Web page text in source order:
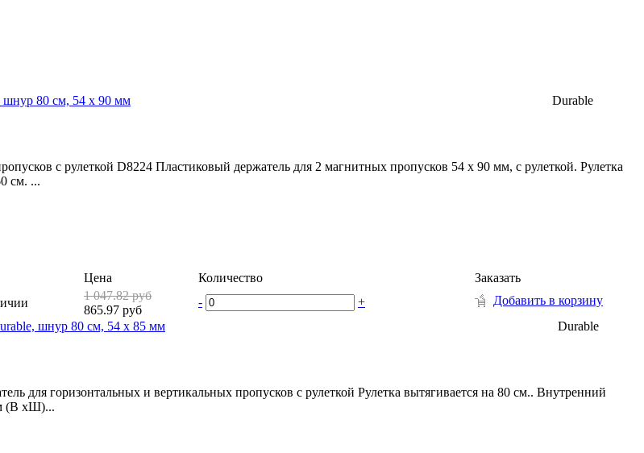
шнур 80 см, 54 х 90 мм Durable
с рулеткой D8224 Пластиковый держатель для 2 магнитных пропусков 54 х 90 мм, с рулеткой. Рулетка
см. ...
Цена Количество
Заказать
1 047.82 руб
865.97 руб
- +
Добавить в корзину
шнур 80 см, 54 x 85 мм
Durable
для горизонтальных и вертикальных пропусков с рулеткой Рулетка вытягивается на 80 см.. Внутренний
(В xШ)...